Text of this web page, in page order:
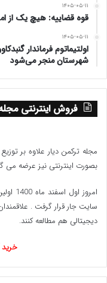
۱۴۰۵-۰۵-۱۱
قوه قضاییه: هیچ یک از
۱۴۰۵-۰۵-۱۱
اولتیماتوم فرماندار
شهرستان منجر می‌شود
فروش اینترنتی
مجله ترکمن دیار علاوه بر
بصورت اینترنتی نیز عرضه می
سایت جار قرار گرفت .
دیجیتالی هم مطالعه کنند.
خرید